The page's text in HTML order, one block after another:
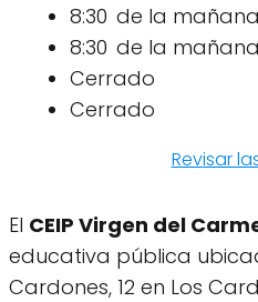
8:30 de la
8:30 de la
Cerrado
Cerrado
Revisar
El CEIP Virgen del
educativa pública
Cardones, 12 en Los